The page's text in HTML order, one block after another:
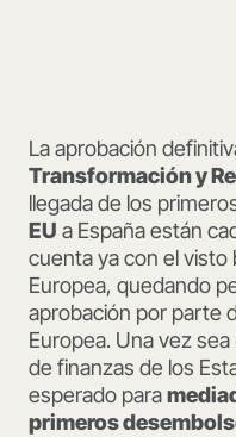
La aprobación
Transformación y
llegada de los
EU a España están
cuenta ya con el visto
Europea, quedando
aprobación por parte
Europea. Una vez
de finanzas de los
esperado para
primeros